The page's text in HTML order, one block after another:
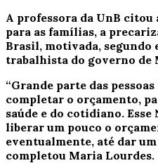
A professora da UnB
para as famílias, a
Brasil, motivada, segundo
trabalhista do governo de
“Grande parte das
completar o orçamento,
saúde e do cotidiano.
liberar um pouco o
eventualmente, até dar
completou Maria Lourdes.